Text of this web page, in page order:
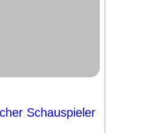
Schauspieler